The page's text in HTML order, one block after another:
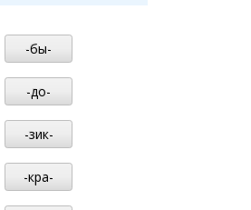
-бы-
-до-
-зик-
-кра-